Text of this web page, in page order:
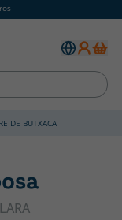
DE BUTXACA